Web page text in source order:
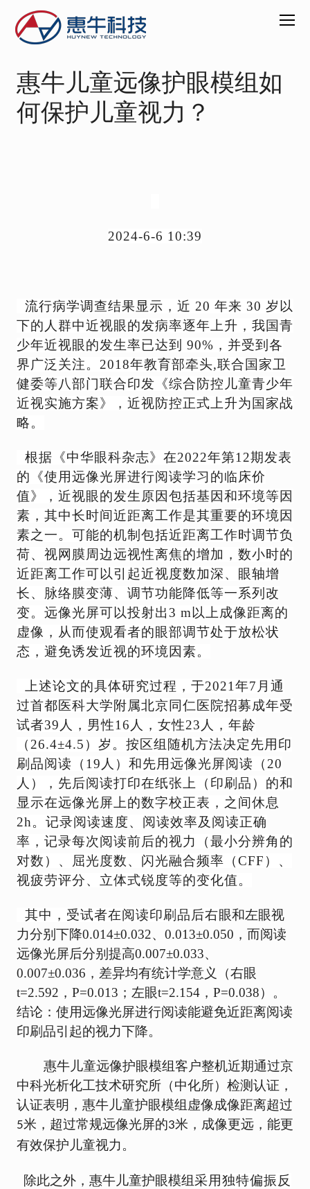
关
于
惠
示
组
AR-
CA
显
示
AR
导
显
示
模
组
研
发
量
产
新
闻
动
招
贤
纳
联
系
我
EN
惠牛儿童远像护眼模组如
何保护儿童视力？
2024-6-6 10:39
流行病学调查结果显示，近 20 年来 30 岁以
下的人群中近视眼的发病率逐年上升，我国青
少年近视眼的发生率已达到 90%，并受到各
界广泛关注。2018年教育部牵头,联合国家卫
健委等八部门联合印发《综合防控儿童青少年
近视实施方案》，近视防控正式上升为国家战
略。
根据 《中华眼科杂志》 在2022年第12期发表
的《使用远像光屏进行阅读学习的临床价
值》，近视眼的发生原因包括基因和环境等因
素，其中长时间近距离工作是其重要的环境因
素之一。可能的机制包括近距离工作时调节负
荷、视网膜周边远视性离焦的增加，数小时的
近距离工作可以引起近视度数加深、眼轴增
长、脉络膜变薄、调节功能降低等一系列改
变。 远像光屏可以投射出3 m以上成像距离的
虚像，从而使观看者的眼部调节处于放松状
态，避免诱发近视的环境因素。
上述论文的具体研究过程，于2021年7月通
过首都医科大学附属北京同仁医院招募成年受
试者39人，男性16人，女性23人，年龄
（26.4±4.5）岁。按区组随机方法决定先用印
刷品阅读（19人）和先用远像光屏阅读（20
人），先后阅读打印在纸张上（印刷品）的和
显示在远像光屏上的数字校正表，之间休息
2h。记录阅读速度、阅读效率及阅读正确
率，记录每次阅读前后的视力（最小分辨角的
对数）、屈光度数、闪光融合频率（CFF）、
视疲劳评分、立体式锐度等的变化值。
其中，受试者在阅读印刷品后右眼和左眼视
力分别下降0.014±0.032、0.013±0.050，而阅读
远像光屏后分别提高0.007±0.033、
0.007±0.036，差异均有统计学意义（右眼
t=2.592，P=0.013；左眼t=2.154，P=0.038）。
结论：使用远像光屏进行阅读能避免近距离阅读
印刷品引起的视力下降。
惠牛儿童远像护眼模组客户整机近期通过京
中科光析化工技术研究所（中化所）检测认证，
认证表明，惠牛儿童护眼模组虚像成像距离超过
5米，超过常规远像光屏的3米，成像更远，能更
有效保护儿童视力。
除此之外，惠牛儿童护眼模组采用独特偏振反